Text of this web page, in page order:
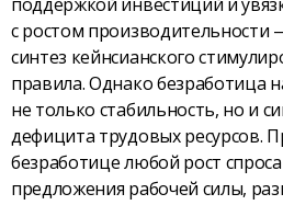
с ростом производительности
синтез кейнсианского
правила. Однако безработица
не только стабильность, но и
дефицита трудовых ресурсов.
безработице любой рост
предложения рабочей силы,